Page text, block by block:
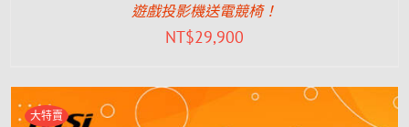
遊戲投影機送電競椅！
NT$29,900
大特賣